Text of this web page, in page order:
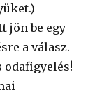
jön be egy
a válasz.
odafigyelés!